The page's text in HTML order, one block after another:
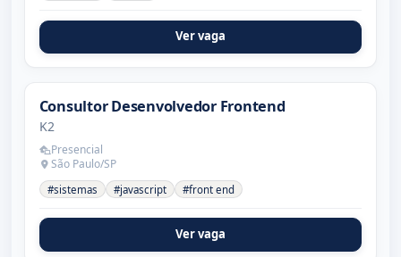
Ver vaga
Consultor Desenvolvedor Frontend
K2
Presencial
São Paulo/SP
#sistemas #javascript #front end
Ver vaga